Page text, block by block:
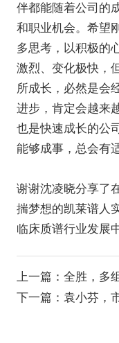
伴都能随着公司的
和职业机会。希望
多思考，以积极的
激烈、变化极快，
所成长，必然是会
进步，肯定会越来
也是快速成长的公
能够成事，总会有
谢谢沈凌晓分享了
揣梦想的凯莱谱人
临床质谱行业发展
上一篇：全胜，多
下一篇：袁小芬，